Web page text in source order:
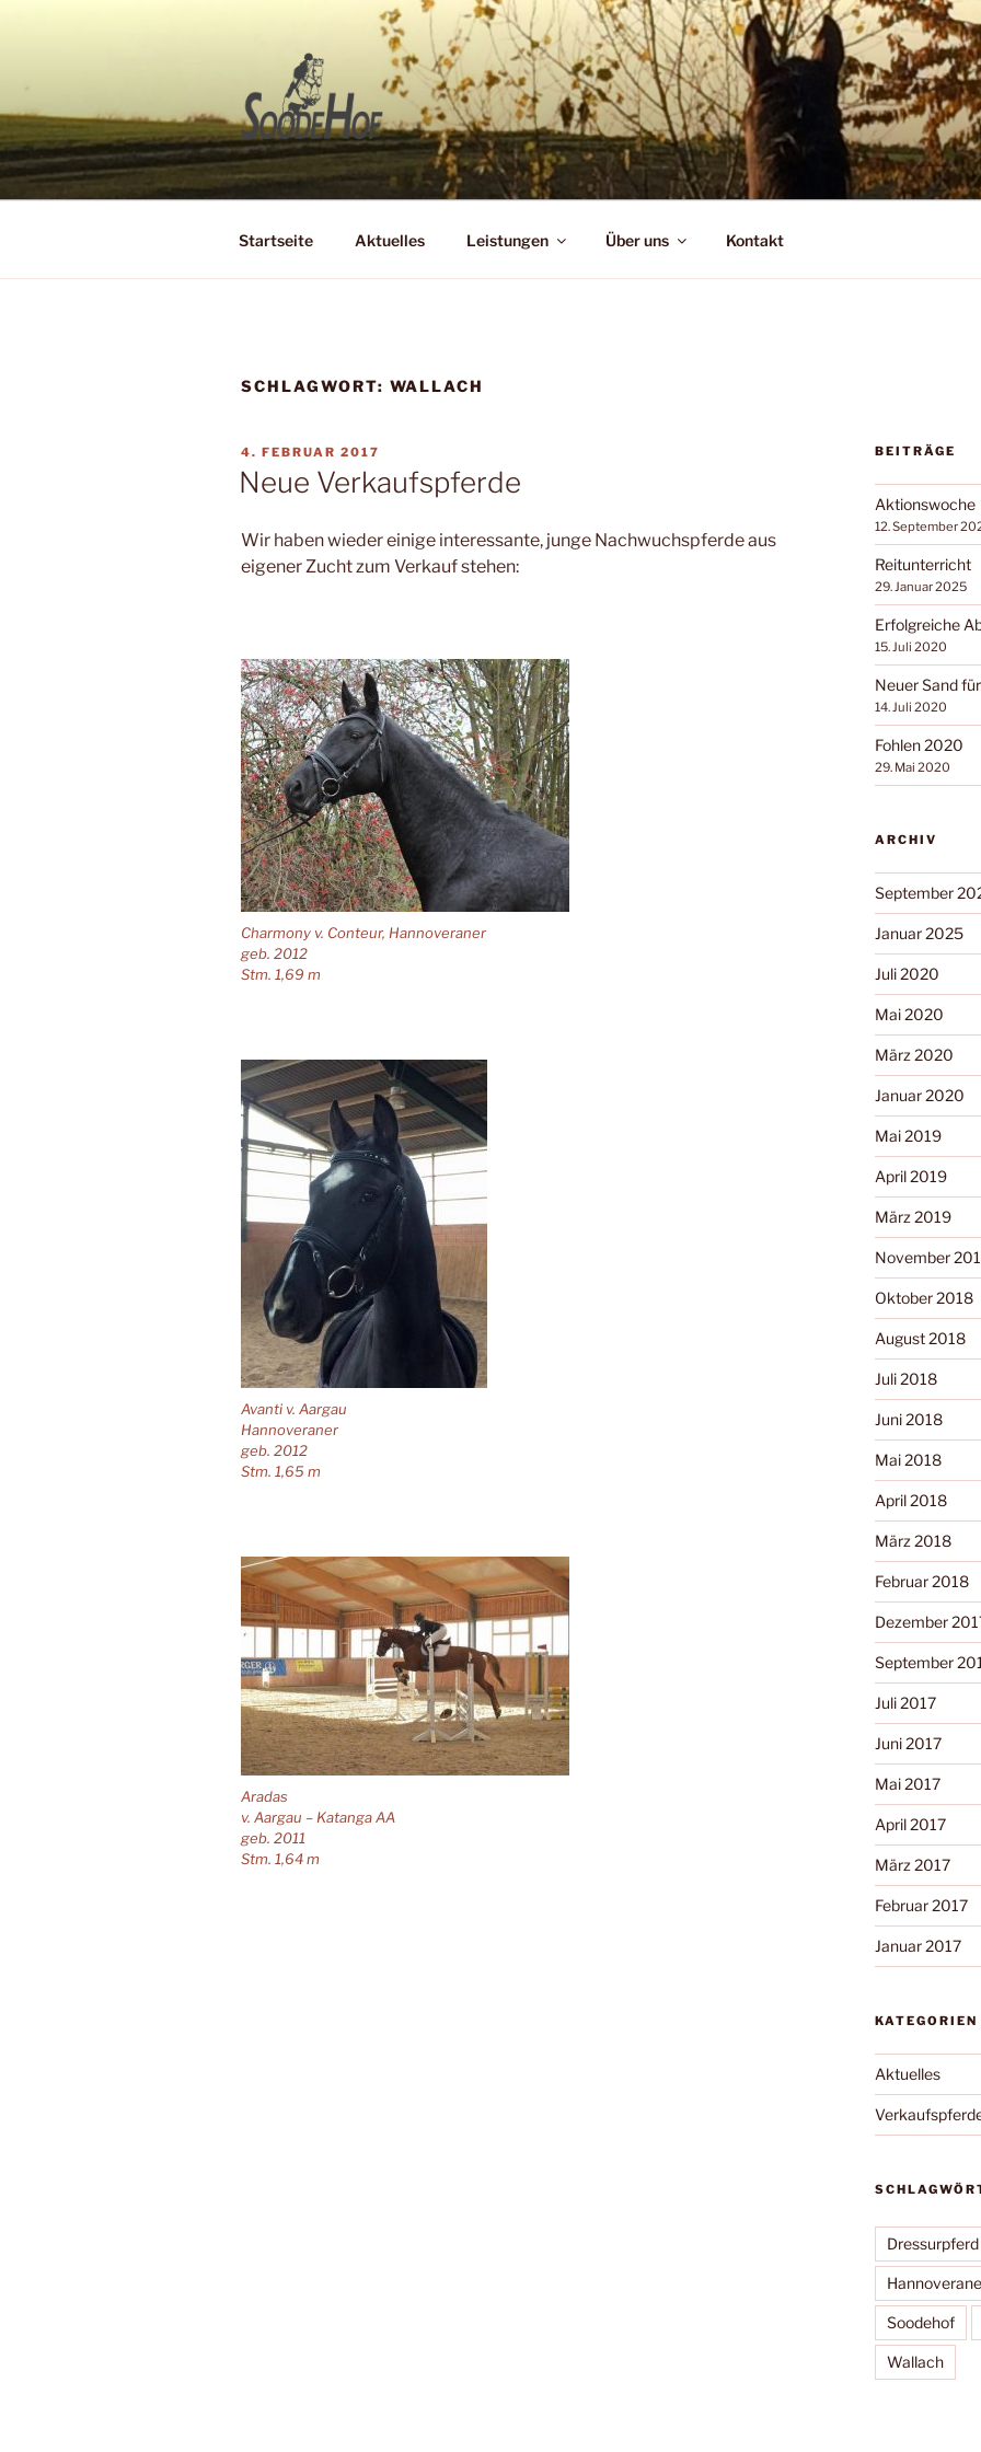
SOODEHOF
Reit- und Zuchtbetrieb
Startseite Aktuelles Leistungen Über uns Kontakt
SCHLAGWORT: WALLACH
VERÖFFENTLICHT
AM
4. FEBRUAR 2017
Neue Verkaufspferde
Wir haben wieder einige interessante, junge Nachwuchspferde aus
eigener Zucht zum Verkauf stehen:
Charmony v. Conteur, Hannoveraner
geb. 2012
Stm. 1,69 m
Avanti v. Aargau
Hannoveraner
geb. 2012
Stm. 1,65 m
Aradas
v. Aargau – Katanga AA
geb. 2011
Stm. 1,64 m
BEITRÄGE
Aktionswoche
12. September
Reitunterricht
29. Januar 2025
Erfolgreiche
15. Juli 2020
Neuer Sand
14. Juli 2020
Fohlen 2020
29. Mai 2020
ARCHIV
September
Januar 2025
Juli 2020
Mai 2020
März 2020
Januar 2020
Mai 2019
April 2019
März 2019
November
Oktober 2018
August 2018
Juli 2018
Juni 2018
Mai 2018
April 2018
März 2018
Februar 2018
Dezember
September
Juli 2017
Juni 2017
Mai 2017
April 2017
März 2017
Februar 2017
Januar 2017
KATEGORIEN
Aktuelles
Dressurpferd
Soodehof
Wallach